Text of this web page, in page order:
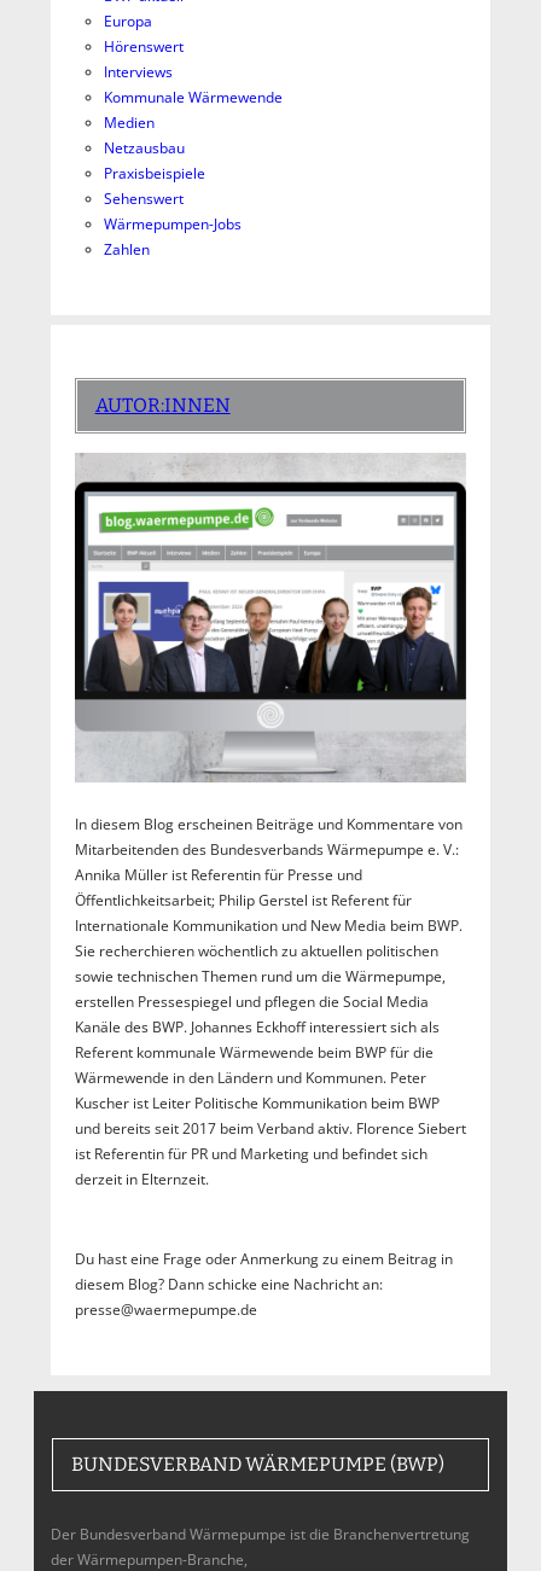
Europa
Hörenswert
Interviews
Kommunale Wärmewende
Medien
Netzausbau
Praxisbeispiele
Sehenswert
Wärmepumpen-Jobs
Zahlen
AUTOR:INNEN
In diesem Blog erscheinen Beiträge und Kommentare von
Mitarbeitenden des Bundesverbands Wärmepumpe e. V.:
Annika Müller ist Referentin für Presse und
Öffentlichkeitsarbeit; Philip Gerstel ist Referent für
Internationale Kommunikation und New Media beim BWP.
Sie recherchieren wöchentlich zu aktuellen politischen
sowie technischen Themen rund um die Wärmepumpe,
erstellen Pressespiegel und pflegen die Social Media
Kanäle des BWP. Johannes Eckhoff interessiert sich als
Referent kommunale Wärmewende beim BWP für die
Wärmewende in den Ländern und Kommunen. Peter
Kuscher ist Leiter Politische Kommunikation beim BWP
und bereits seit 2017 beim Verband aktiv. Florence Siebert
ist Referentin für PR und Marketing und befindet sich
derzeit in Elternzeit.
Du hast eine Frage oder Anmerkung zu einem Beitrag in
diesem Blog? Dann schicke eine Nachricht an:
presse@waermepumpe.de
BUNDESVERBAND WÄRMEPUMPE (BWP)
Der Bundesverband Wärmepumpe ist die Branchenvertretung
der Wärmepumpen-Branche,